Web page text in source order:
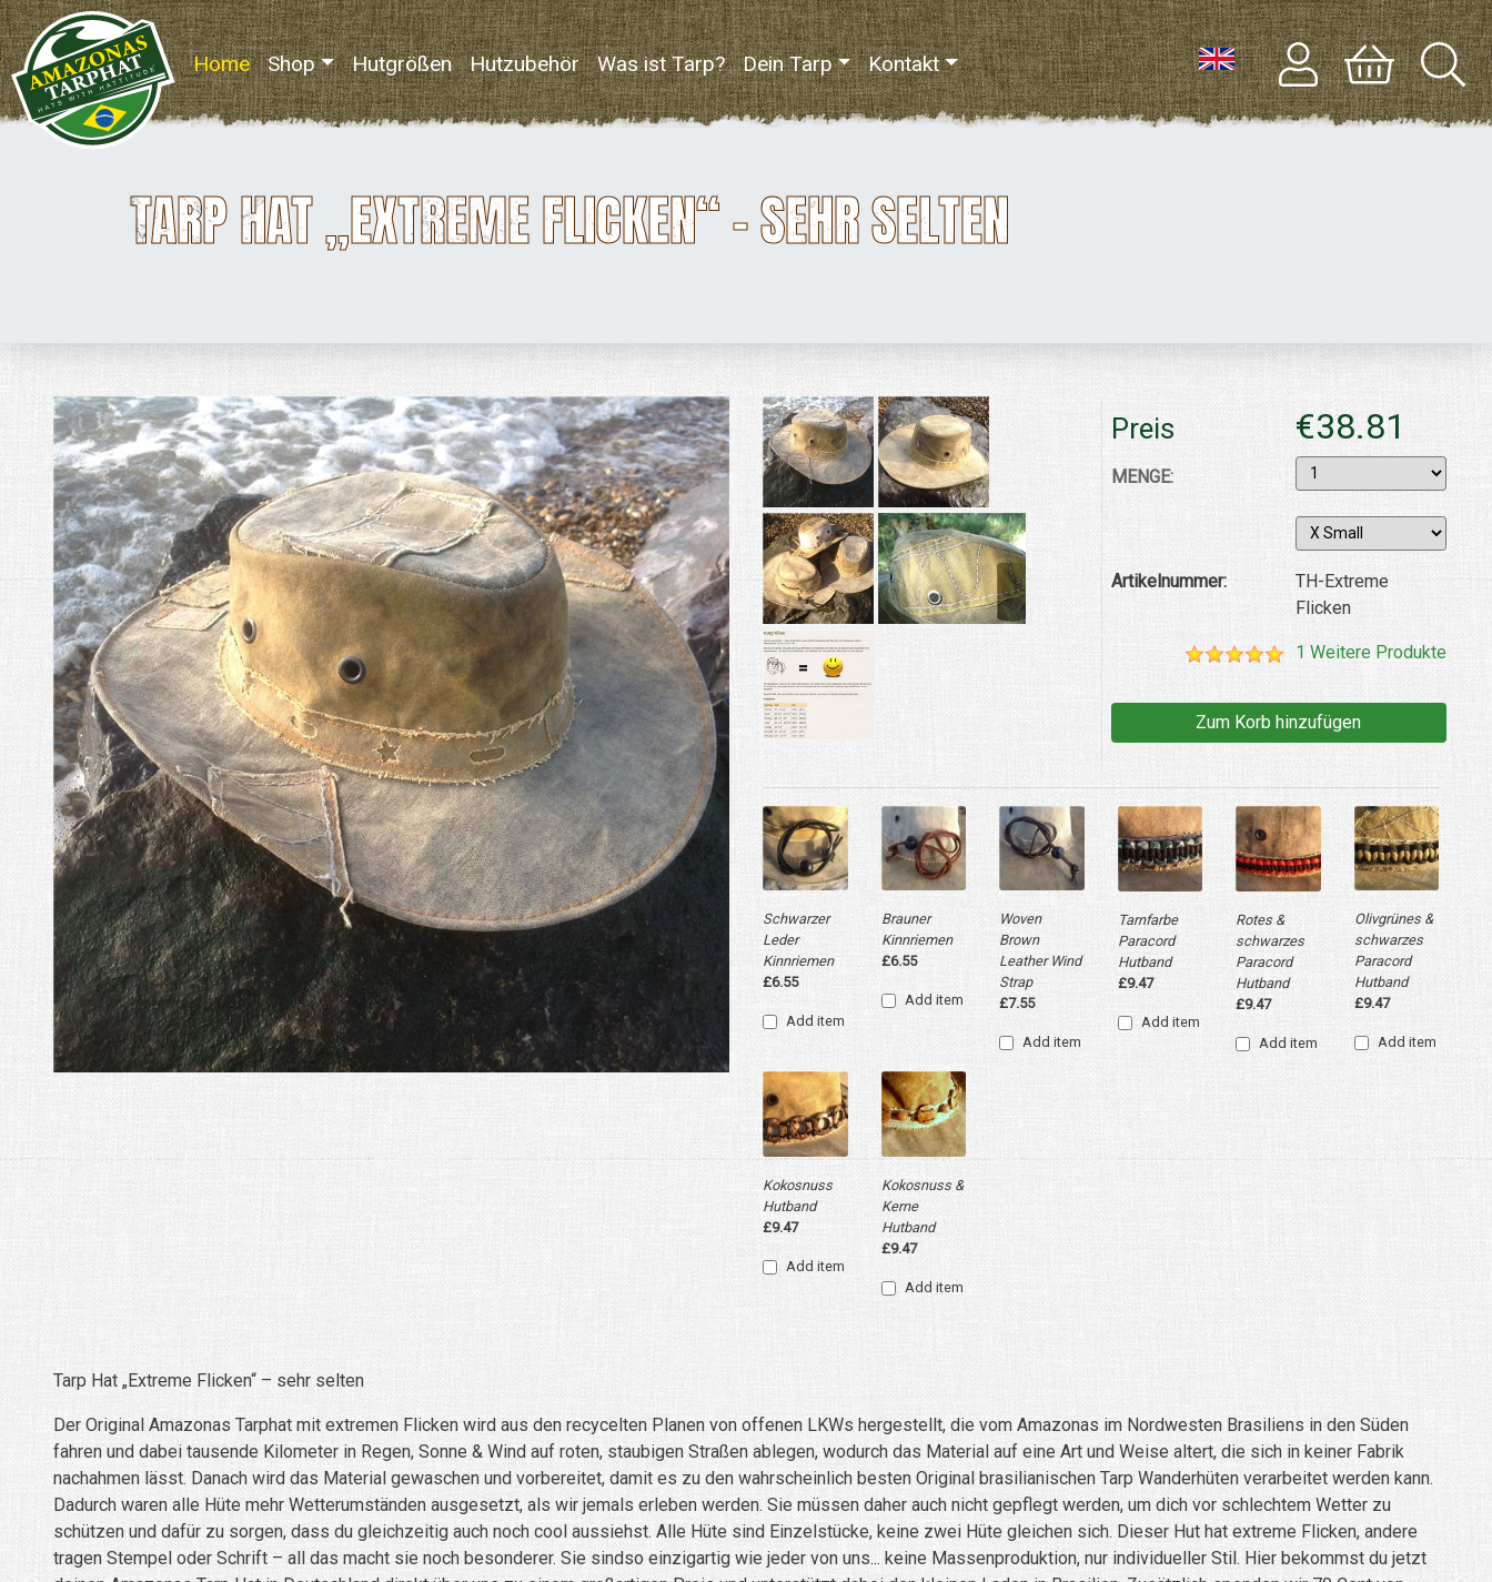
Home(current)
Shop Hutgrößen Hutzubehör Was ist Tarp? Dein Tarp Kontakt
TARP HAT „EXTREME FLICKEN“ – SEHR SELTEN
Preis €38.81
MENGE:
Artikelnummer:
TH-Extreme
Flicken
1 Weitere Produkte
Schwarzer
Leder
Kinnriemen
£6.55
Add item
Brauner
Kinnriemen
£6.55
Add item
Woven
Brown
Leather Wind
Strap
£7.55
Add item
Tarnfarbe
Paracord
Hutband
£9.47
Add item
Rotes &
schwarzes
Paracord
Hutband
£9.47
Add item
Olivgrünes &
schwarzes
Paracord
Hutband
£9.47
Add item
Kokosnuss
Hutband
£9.47
Add item
Kokosnuss &
Kerne
Hutband
£9.47
Add item
Tarp Hat „Extreme Flicken“ – sehr selten
Der Original Amazonas Tarphat mit extremen Flicken wird aus den recycelten Planen von offenen LKWs hergestellt, die vom Amazonas im Nordwesten Brasiliens in den Süden
fahren und dabei tausende Kilometer in Regen, Sonne & Wind auf roten, staubigen Straßen ablegen, wodurch das Material auf eine Art und Weise altert, die sich in keiner Fabrik
nachahmen lässt. Danach wird das Material gewaschen und vorbereitet, damit es zu den wahrscheinlich besten Original brasilianischen Tarp Wanderhüten verarbeitet werden kann.
Dadurch waren alle Hüte mehr Wetterumständen ausgesetzt, als wir jemals erleben werden. Sie müssen daher auch nicht gepflegt werden, um dich vor schlechtem Wetter zu
schützen und dafür zu sorgen, dass du gleichzeitig auch noch cool aussiehst. Alle Hüte sind Einzelstücke, keine zwei Hüte gleichen sich. Dieser Hut hat extreme Flicken, andere
tragen Stempel oder Schrift – all das macht sie noch besonderer. Sie sindso einzigartig wie jeder von uns... keine Massenproduktion, nur individueller Stil. Hier bekommst du jetzt